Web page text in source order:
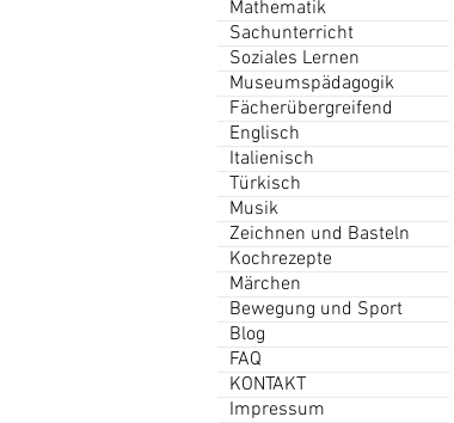
Mathematik
Sachunterricht
Soziales Lernen
Museumspädagogik
Fächerübergreifend
Englisch
Italienisch
Türkisch
Musik
Zeichnen und Basteln
Kochrezepte
Märchen
Bewegung und Sport
Blog
FAQ
KONTAKT
Impressum